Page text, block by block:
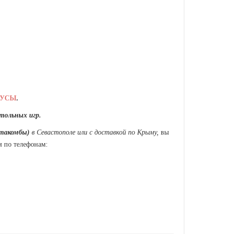
.
игр.
в Севастополе или с доставкой по Крыму, вы
по телефонам: